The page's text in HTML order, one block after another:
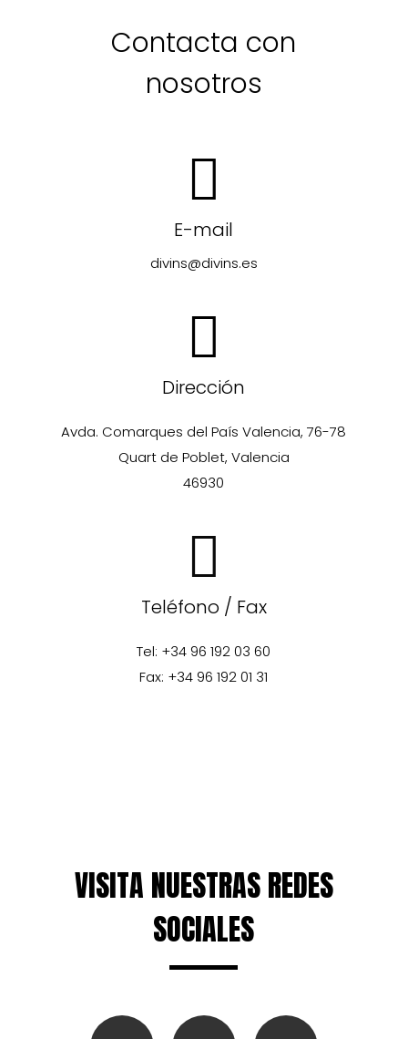
Contacta con
nosotros
E-mail
divins@divins.es
Dirección
Avda. Comarques del País Valencia, 76-78
Quart de Poblet, Valencia
46930
Teléfono / Fax
Tel: +34 96 192 03 60
Fax: +34 96 192 01 31
VISITA NUESTRAS REDES
SOCIALES